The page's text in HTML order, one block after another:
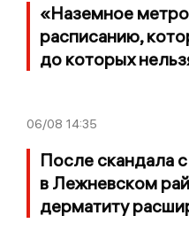
«Наземное
расписанию,
до которых
06/08 14:35
После скандала
в Лежневском
дерматиту